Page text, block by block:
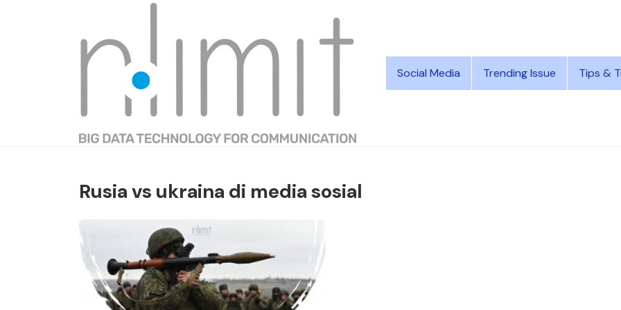
Social Media Trending Issue Tips &
Rusia vs ukraina di media sosial